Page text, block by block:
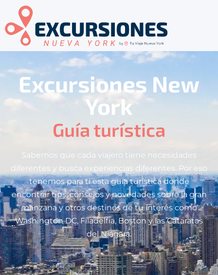
Excursiones New
York
Guía turística
Sabemos que cada viajero tiene necesidades
diferentes y busca experiencias diferentes. Por eso
tenemos para ti esta guía turística donde
encontrar tips, consejos y novedades sobre la gran
manzana y otros destinos de tu interés como
Washington DC, Filadelfia, Boston y las Cataratas
del Niágara.